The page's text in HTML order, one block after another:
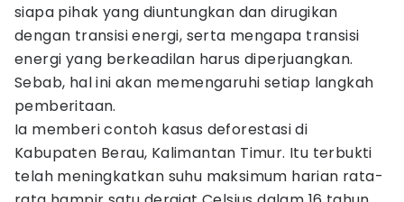
siapa pihak yang diuntungkan dan dirugikan
dengan transisi energi, serta mengapa transisi
energi yang berkeadilan harus diperjuangkan.
Sebab, hal ini akan memengaruhi setiap langkah
pemberitaan.
Ia memberi contoh kasus deforestasi di
Kabupaten Berau, Kalimantan Timur. Itu terbukti
telah meningkatkan suhu maksimum harian rata-